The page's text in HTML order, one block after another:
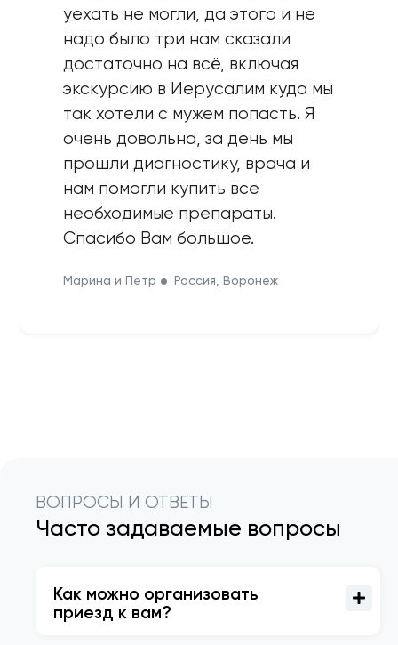
уехать не могли, да этого и не
надо было три нам сказали
достаточно на всё, включая
экскурсию в Иерусалим куда мы
так хотели с мужем попасть. Я
очень довольна, за день мы
прошли диагностику, врача и
нам помогли купить все
необходимые препараты.
Спасибо Вам большое.
Марина и Петр Россия, Воронеж
ВОПРОСЫ И ОТВЕТЫ
Часто задаваемые вопросы
Как можно организовать
приезд к вам?